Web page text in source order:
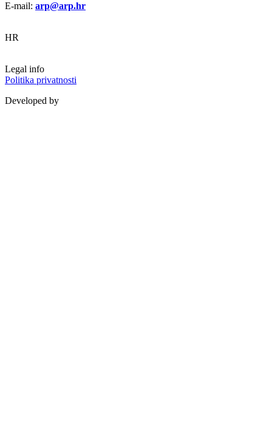
E-mail: arp@arp.hr
HR
Legal info
Politika privatnosti
Developed by